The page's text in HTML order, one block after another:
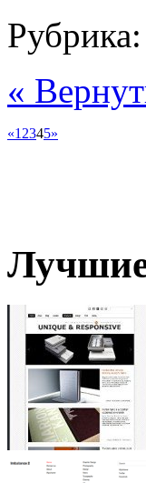
Рубрика:
«
«1 2345»